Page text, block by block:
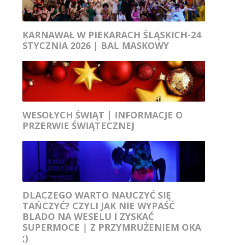
KARNAWAŁ W PIEKARACH ŚLĄSKICH-24
STYCZNIA 2026 | BAL MASKOWY
WESOŁYCH ŚWIĄT | INFORMACJE O
PRZERWIE ŚWIĄTECZNEJ
DLACZEGO WARTO NAUCZYĆ SIĘ
TAŃCZYĆ? CZYLI JAK NIE WYPAŚĆ
BLADO NA WESELU I ZYSKAĆ
SUPERMOCE | Z PRZYMRUŻENIEM OKA
;)